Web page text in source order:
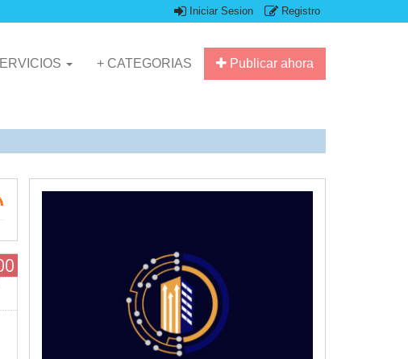
Iniciar Sesion Registro
Publicar ahora
+ CATEGORIAS